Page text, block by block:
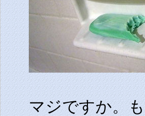
マジですか。